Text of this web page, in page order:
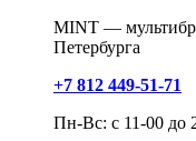
MINT —
Петербурга
+7 812 449-51-71
Пн-Вс: с 11-00 до